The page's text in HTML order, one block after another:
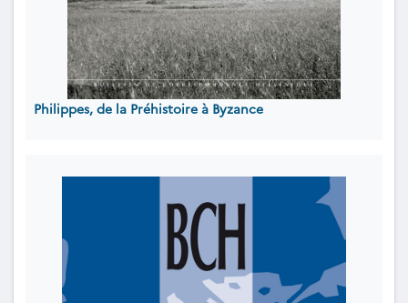
Philippes, de la Préhistoire à Byzance